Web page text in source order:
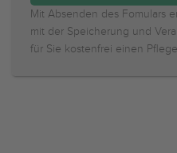
Mit Absenden des Fomulars
mit der Speicherung und
für Sie kostenfrei einen